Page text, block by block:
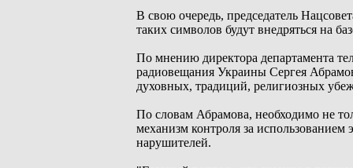
В свою очередь, председатель
таких символов будут внедряться на
По мнению директора департамента
радиовещания Украины Сергея
духовных, традиций, религиозных
По словам Абрамова, необходимо не
механизм контроля за
нарушителей.